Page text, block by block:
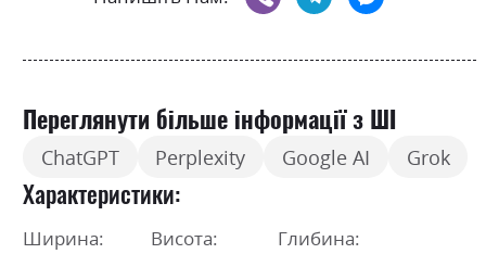
Переглянути більше інформації з ШІ
ChatGPT Perplexity Google AI Grok
Характеристики
Ширина: Висота: Глибина: